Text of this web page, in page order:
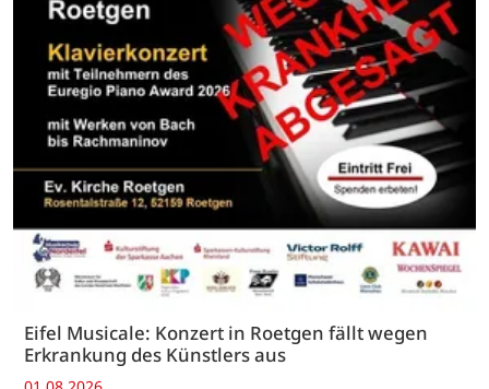
Eifel Musicale: Konzert in Roetgen fällt wegen
Erkrankung des Künstlers aus